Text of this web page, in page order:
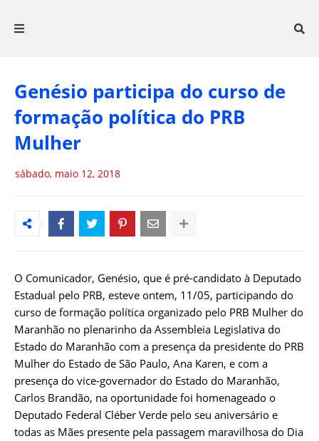
Genésio participa do curso de
formação política do PRB
Mulher
sábado, maio 12, 2018
O Comunicador, Genésio, que é pré-candidato à Deputado
Estadual pelo PRB, esteve ontem, 11/05, participando do
curso de formação política organizado pelo PRB Mulher do
Maranhão no plenarinho da Assembleia Legislativa do
Estado do Maranhão com a presença da presidente do PRB
Mulher do Estado de São Paulo, Ana Karen, e com a
presença do vice-governador do Estado do Maranhão,
Carlos Brandão, na oportunidade foi homenageado o
Deputado Federal Cléber Verde pelo seu aniversário e
todas as Mães presente pela passagem maravilhosa do Dia